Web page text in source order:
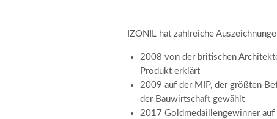
IZONIL hat zahlreiche
2008 von der britischen
Produkt erklärt
2009 auf der MIP, der größten
der Bauwirtschaft gewählt
2017 Goldmedaillengewinner